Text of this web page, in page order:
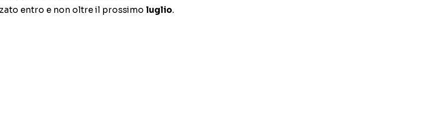
entro e non oltre il prossimo luglio.